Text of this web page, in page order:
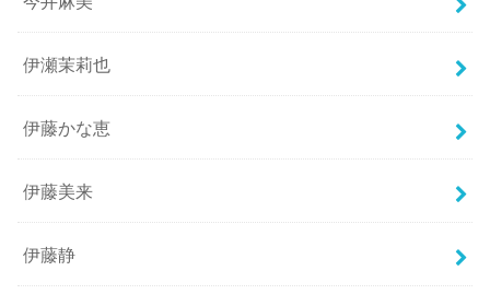
伊瀬茉莉也
伊藤かな恵
伊藤美来
伊藤静